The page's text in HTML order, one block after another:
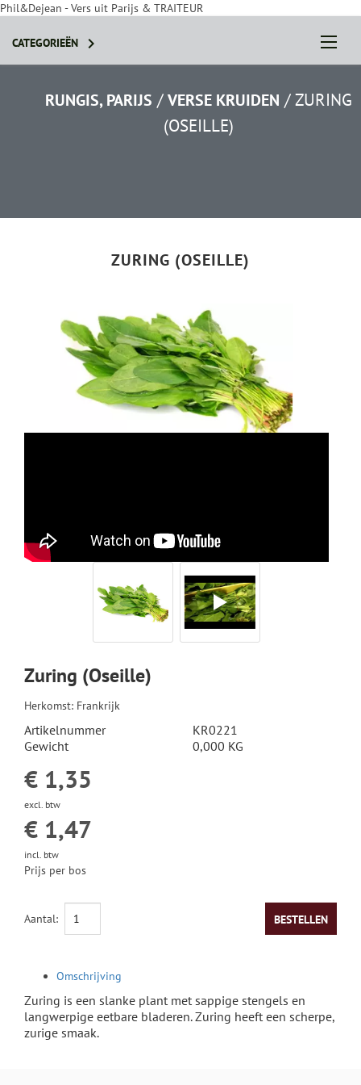
Phil&Dejean - Vers uit Parijs & TRAITEUR
CATEGORIEËN 
HOLLANDSE KAAS
WITSCHIMMELKAAS
BLAUWADERKAAS
VERSE KAAS
SPECIALITEITEN
BIER
WIJN
WIJN - RODE WIJN
WIJN - WITTE WIJNEN
WIJN - MOUSSEREND
RUNGIS, PARIJS /VERSE KRUIDEN /ZURING
(OSEILLE)
ZURING (OSEILLE)
Zuring (Oseille)
Herkomst: Frankrijk
Artikelnummer
KR0221
Gewicht
0,000 KG
€ 1,35
excl. btw
€ 1,47
incl. btw
Prijs per bos
Aantal: BESTELLEN
Omschrijving
Zuring is een slanke plant met sappige stengels en
langwerpige eetbare bladeren. Zuring heeft een scherpe,
zurige smaak.